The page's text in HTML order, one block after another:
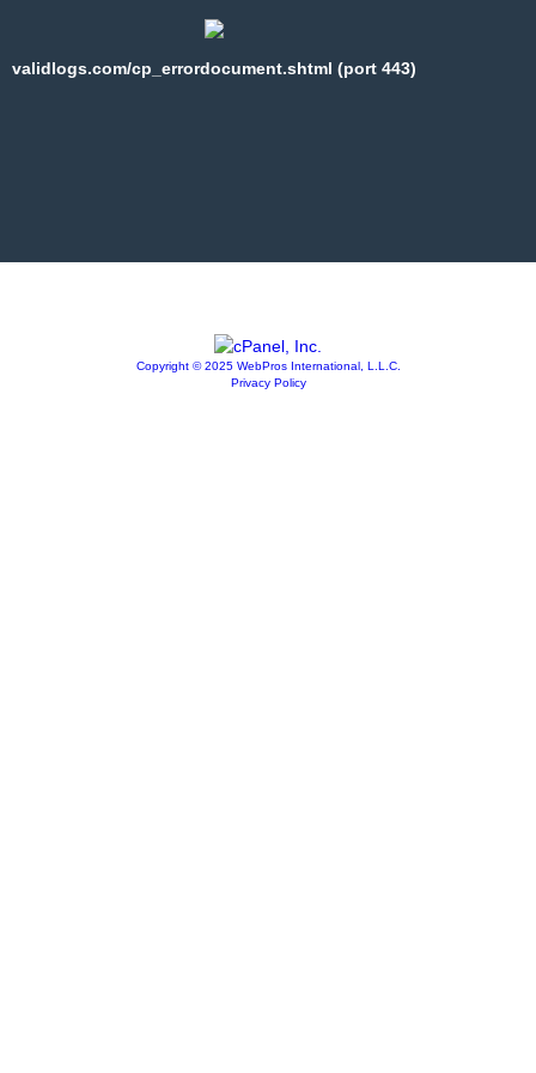
validlogs.com/cp_errordocument.shtml (port 443)
Copyright © 2025 WebPros International, L.L.C.
Privacy Policy